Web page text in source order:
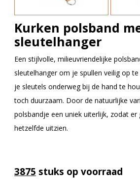
Kurken polsband
sleutelhanger
Een stijlvolle, milieuvriendelijke
sleutelhanger om je spullen veilig op
je sleutels onderweg bij de hand te
toch duurzaam. Door de natuurlijke
polsbandje een uniek uiterlijk, zodat er
hetzelfde uitzien.
3875 stuks op voorraad